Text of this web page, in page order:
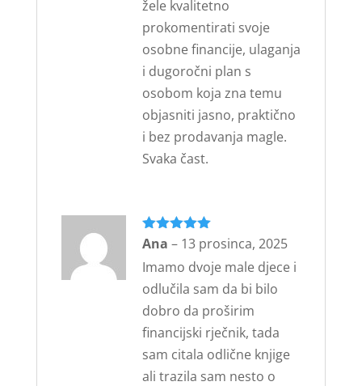
žele kvalitetno
prokomentirati svoje
osobne financije, ulaganja
i dugoročni plan s
osobom koja zna temu
objasniti jasno, praktično
i bez prodavanja magle.
Svaka čast.
Ocijenjeno5
Ana – 13 prosinca, 2025
Imamo dvoje male djece i
odlučila sam da bi bilo
dobro da proširim
financijski rječnik, tada
sam citala odlične knjige
ali trazila sam nesto o